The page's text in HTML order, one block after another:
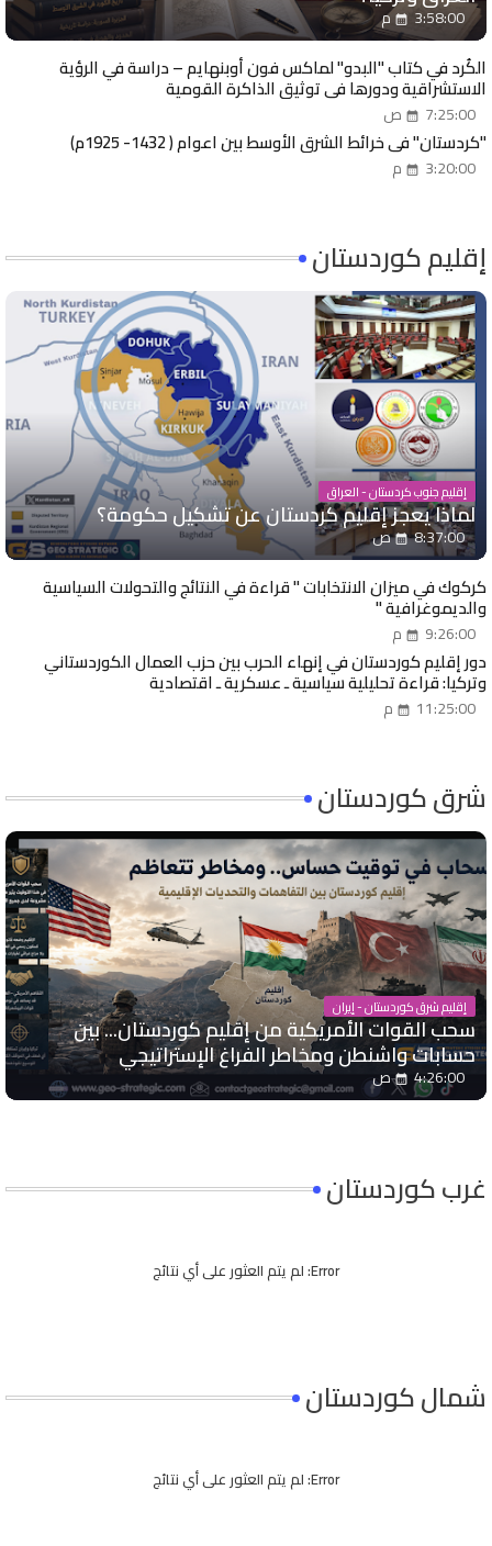
3:58:00 م
الكُرد في كتاب "البدو" لماكس فون أوبنهايم – دراسة في الرؤية
الاستشراقية ودورها في توثيق الذاكرة القومية
7:25:00 ص
"كردستان" في خرائط الشرق الأوسط بين اعوام ( 1432- 1925م)
3:20:00 م
إقليم كوردستان
إقليم جنوب كردستان - العراق
لماذا يعجز إقليم كردستان عن تشكيل حكومة؟
8:37:00 ص
كركوك في ميزان الانتخابات " قراءة في النتائج والتحولات السياسية
والديموغرافية "
9:26:00 م
دور إقليم كوردستان في إنهاء الحرب بين حزب العمال الكوردستاني
وتركيا: قراءة تحليلية سياسية ـ عسكرية ـ اقتصادية
11:25:00 م
شرق كوردستان
إقليم شرق كوردستان - إيران
سحب القوات الأمريكية من إقليم كوردستان... بين
حسابات واشنطن ومخاطر الفراغ الإستراتيجي
4:26:00 ص
غرب كوردستان
Error: لم يتم العثور على أي نتائج
شمال كوردستان
Error: لم يتم العثور على أي نتائج